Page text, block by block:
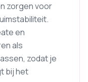
zorgen voor
en
als
zodat je
bij het